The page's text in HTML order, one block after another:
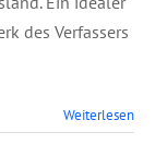
des Verfassers
Weiterlesen